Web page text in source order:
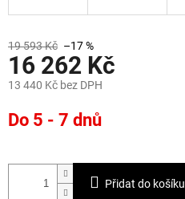
19 593 Kč –17 %
16 262 Kč
13 440 Kč bez DPH
cena:
Do 5 - 7 dnů
Přidat do košíku